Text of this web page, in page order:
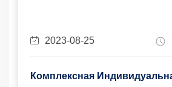
2023-08-25
Комплексная